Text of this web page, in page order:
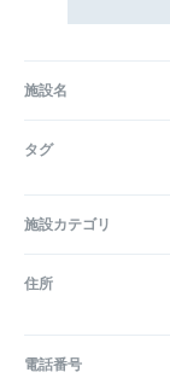
施設名
タグ
施設カテゴリ
住所
電話番号